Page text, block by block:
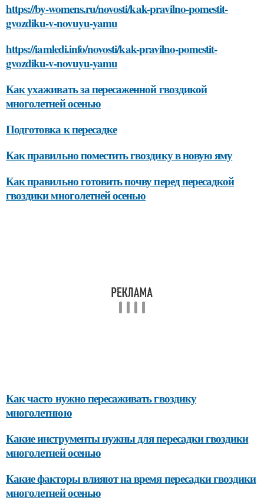
https://by-womens.ru/novosti/kak-pravilno-pomestit-
gvozdiku-v-novuyu-yamu
https://iamledi.info/novosti/kak-pravilno-pomestit-
gvozdiku-v-novuyu-yamu
Как ухаживать за пересаженной гвоздикой
многолетней осенью
Подготовка к пересадке
Как правильно поместить гвоздику в новую яму
Как правильно готовить почву перед пересадкой
гвоздики многолетней осенью
Как часто нужно пересаживать гвоздику
многолетнюю
Какие инструменты нужны для пересадки гвоздики
многолетней осенью
Какие факторы влияют на время пересадки гвоздики
многолетней осенью